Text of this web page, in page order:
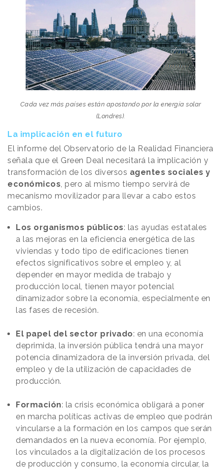
Cada vez más países están apostando por la energía solar
(Londres).
La implicación en el futuro
El informe del Observatorio de la Realidad Financiera
señala que el Green Deal necesitará la implicación y
transformación de los diversos agentes sociales y
económicos , pero al mismo tiempo servirá de
mecanismo movilizador para llevar a cabo estos
cambios.
Los organismos públicos: las ayudas estatales
a las mejoras en la eficiencia energética de las
viviendas y todo tipo de edificaciones tienen
efectos significativos sobre el empleo y, al
depender en mayor medida de trabajo y
producción local, tienen mayor potencial
dinamizador sobre la economía, especialmente en
las fases de recesión.
El papel del sector privado: en una economía
deprimida, la inversión pública tendrá una mayor
potencia dinamizadora de la inversión privada, del
empleo y de la utilización de capacidades de
producción.
Formación: la crisis económica obligará a poner
en marcha políticas activas de empleo que podrán
vincularse a la formación en los campos que serán
demandados en la nueva economía. Por ejemplo,
los vinculados a la digitalización de los procesos
de producción y consumo, la economía circular, la